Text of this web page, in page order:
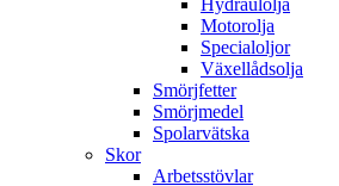
Hydraulolja
Motorolja
Specialoljor
Växellådsolja
Smörjfetter
Smörjmedel
Spolarvätska
Skor
Arbetsstövlar